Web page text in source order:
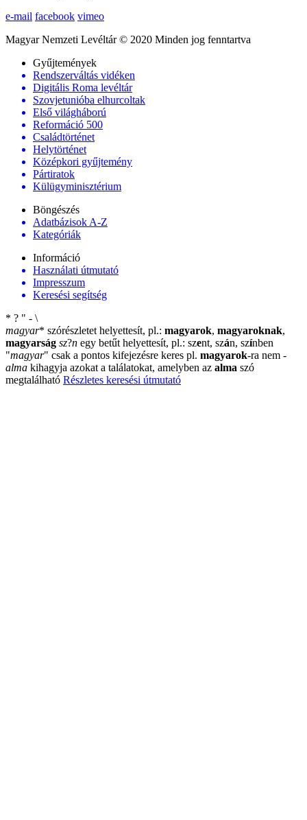
e-mail facebook vimeo
Magyar Nemzeti Levéltár © 2020 Minden jog fenntartva
Gyűjtemények
Rendszerváltás vidéken
Digitális Roma levéltár
Szovjetunióba elhurcoltak
Első világháború
Reformáció 500
Családtörténet
Helytörténet
Középkori gyűjtemény
Pártiratok
Külügyminisztérium
Böngészés
Adatbázisok A-Z
Kategóriák
Információ
Használati útmutató
Impresszum
Keresési segítség
* ? " - \
magyar* szórészletet helyettesít, pl.: magyarok, magyaroknak,
magyarság sz?n egy betűt helyettesít, pl.: szent, szán, színben
"magyar" csak a pontos kifejezésre keres pl. magyarok-ra nem -
alma kihagyja azokat a találatokat, amelyben az alma szó
megtalálható Részletes keresési útmutató